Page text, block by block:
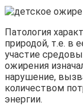
Патология
природой, т.е. в
участие
ожирения
нарушение,
количеством
энергии.